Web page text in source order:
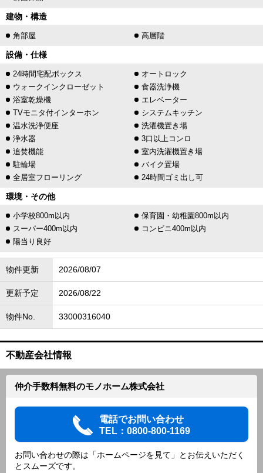
建物・構造
角部屋 高層階
設備・仕様
24時間宅配ボックス
オートロック
ウォークインクローゼット
食器洗浄機
浴室乾燥機
エレベーター
TVモニタ付インターホン
システムキッチン
温水洗浄便座
洗濯機置き場
浄水器
3口以上コンロ
追焚機能
室内洗濯機置き場
駐輪場
バイク置場
全居室フローリング
24時間ゴミ出し可
環境・その他
小学校800m以内
保育園・幼稚園800m以内
スーパー400m以内
コンビニ400m以内
陽当り良好
物件更新 2026/08/07
更新予定 2026/08/22
物件No. 33000316040
不動産会社情報
仲介手数料無料のモノホーム株式会社
電話でお問い合わせ
TEL：0800-800-1169
お問い合わせの際は「ホームページを見て」とお伝えいただく
とスムーズです。